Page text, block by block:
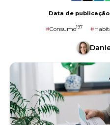
Data de publicação
#Consumo197 #